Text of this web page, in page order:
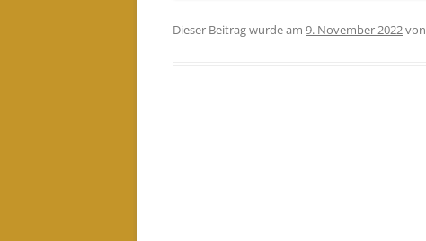
Dieser Beitrag wurde am 9. November 2022von